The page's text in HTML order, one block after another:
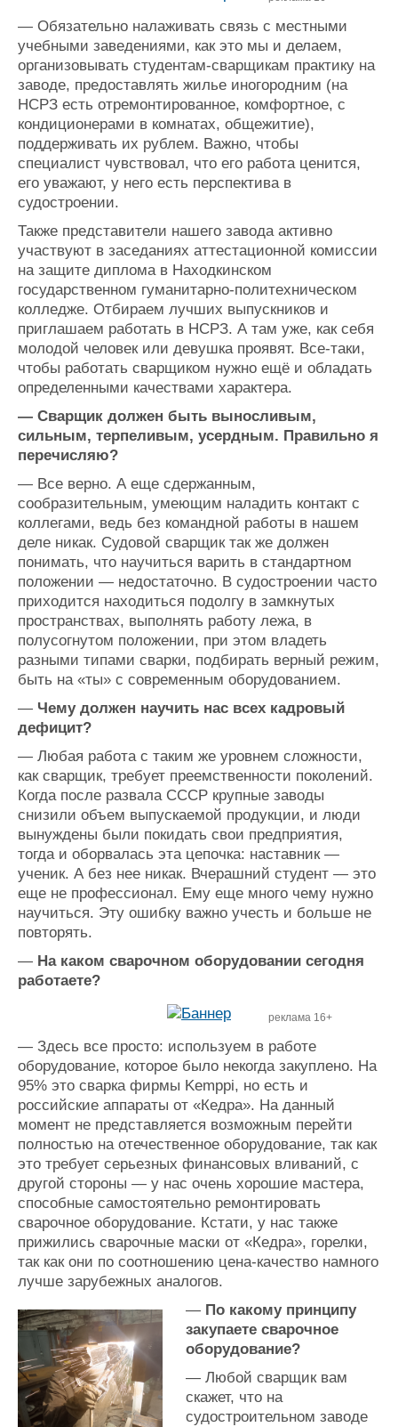
— Обязательно налаживать связь с местными
учебными заведениями, как это мы и делаем,
организовывать студентам-сварщикам практику на
заводе, предоставлять жилье иногородним (на
НСРЗ есть отремонтированное, комфортное, с
кондиционерами в комнатах, общежитие),
поддерживать их рублем. Важно, чтобы
специалист чувствовал, что его работа ценится,
его уважают, у него есть перспектива в
судостроении.
Также представители нашего завода активно
участвуют в заседаниях аттестационной комиссии
на защите диплома в Находкинском
государственном гуманитарно-политехническом
колледже. Отбираем лучших выпускников и
приглашаем работать в НСРЗ. А там уже, как себя
молодой человек или девушка проявят. Все-таки,
чтобы работать сварщиком нужно ещё и обладать
определенными качествами характера.
— Сварщик должен быть выносливым,
сильным, терпеливым, усердным. Правильно я
перечисляю?
— Все верно. А еще сдержанным,
сообразительным, умеющим наладить контакт с
коллегами, ведь без командной работы в нашем
деле никак. Судовой сварщик так же должен
понимать, что научиться варить в стандартном
положении — недостаточно. В судостроении часто
приходится находиться подолгу в замкнутых
пространствах, выполнять работу лежа, в
полусогнутом положении, при этом владеть
разными типами сварки, подбирать верный режим,
быть на «ты» с современным оборудованием.
— Чему должен научить нас всех кадровый
дефицит?
— Любая работа с таким же уровнем сложности,
как сварщик, требует преемственности поколений.
Когда после развала СССР крупные заводы
снизили объем выпускаемой продукции, и люди
вынуждены были покидать свои предприятия,
тогда и оборвалась эта цепочка: наставник —
ученик. А без нее никак. Вчерашний студент — это
еще не профессионал. Ему еще много чему нужно
научиться. Эту ошибку важно учесть и больше не
повторять.
— На каком сварочном оборудовании сегодня
работаете?
реклама 16+
— Здесь все просто: используем в работе
оборудование, которое было некогда закуплено. На
95% это сварка фирмы Kemppi, но есть и
российские аппараты от «Кедра». На данный
момент не представляется возможным перейти
полностью на отечественное оборудование, так как
это требует серьезных финансовых вливаний, с
другой стороны — у нас очень хорошие мастера,
способные самостоятельно ремонтировать
сварочное оборудование. Кстати, у нас также
прижились сварочные маски от «Кедра», горелки,
так как они по соотношению цена-качество намного
лучше зарубежных аналогов.
— По какому принципу
закупаете сварочное
оборудование?
— Любой сварщик вам
скажет, что на
судостроительном заводе